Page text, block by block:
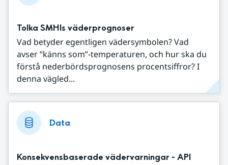
Tolka SMHIs väderprognoser
Vad betyder egentligen vädersymbolen? Vad
avser ”känns som”-temperaturen, och hur ska du
förstå nederbördsprognosens procentsiffror? I
denna vägled...
Data
Konsekvensbaserade vädervarningar - API